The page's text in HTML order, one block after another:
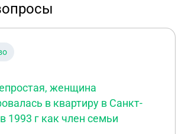
женщина
в квартиру в Санкт-
1993 г как член семьи